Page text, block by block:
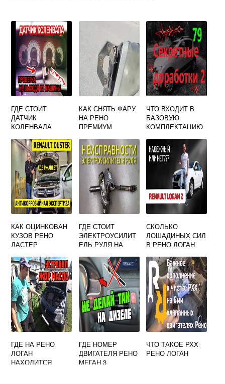
ГДЕ СТОИТ
ДАТЧИК
КОЛЕНВАЛА
КАК СНЯТЬ ФАРУ
НА РЕНО
ПРЕМИУМ
ЧТО ВХОДИТ В
БАЗОВУЮ
КОМПЛЕКТАЦИЮ
СТЕПВЕЙ
КАК ОЦИНКОВАН
КУЗОВ РЕНО
ДАСТЕР
ГДЕ СТОИТ
ЭЛЕКТРОУСИЛИТ
ЕЛЬ РУЛЯ НА
СКОЛЬКО
ЛОШАДИНЫХ СИЛ
В РЕНО ЛОГАН
ГДЕ НА РЕНО
ЛОГАН
НАХОДИТСЯ
ГДЕ НОМЕР
ДВИГАТЕЛЯ РЕНО
МЕГАН 3
ЧТО ТАКОЕ РХХ
РЕНО ЛОГАН